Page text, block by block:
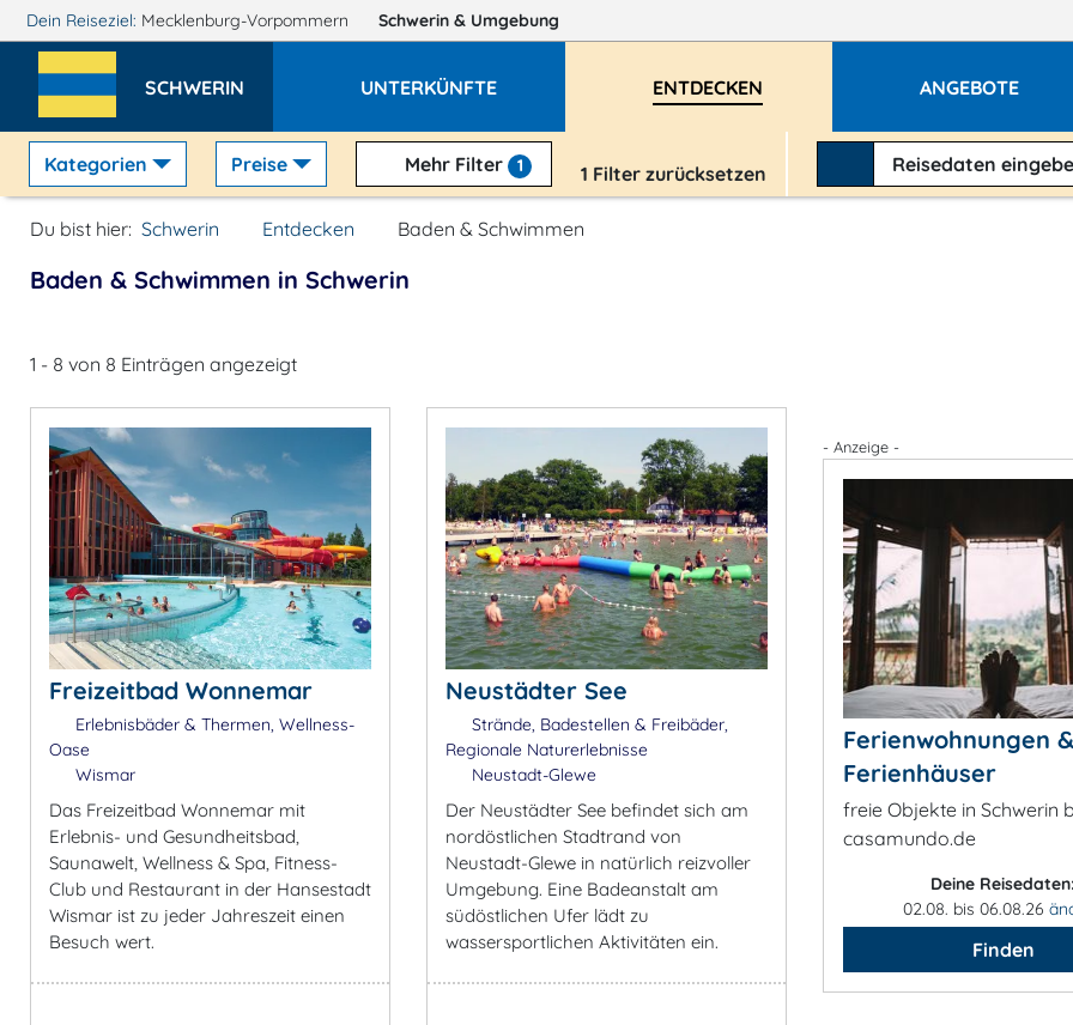
Dein Reiseziel: Mecklenburg-Vorpommern Schwerin & Umgebung
SCHWERIN UNTERKÜNFTE ENTDECKEN ANGEBOTE
Kategorien Preise Mehr Filter 1 1 Filter zurücksetzen Reisedaten
Du bist hier: Schwerin Entdecken Baden & Schwimmen
Baden & Schwimmen in Schwerin
1 - 8 von 8 Einträgen angezeigt
Freizeitbad Wonnemar
Erlebnisbäder & Thermen, Wellness-
Oase
Wismar
Das Freizeitbad Wonnemar mit
Erlebnis- und Gesundheitsbad,
Saunawelt, Wellness & Spa, Fitness-
Club und Restaurant in der Hansestadt
Wismar ist zu jeder Jahreszeit einen
Besuch wert.
Neustädter See
Strände, Badestellen & Freibäder,
Regionale Naturerlebnisse
Neustadt-Glewe
Der Neustädter See befindet sich am
nordöstlichen Stadtrand von
Neustadt-Glewe in natürlich reizvoller
Umgebung. Eine Badeanstalt am
südöstlichen Ufer lädt zu
wassersportlichen Aktivitäten ein.
- Anzeige -
Ferienwohnungen &
Ferienhäuser
freie Objekte in Schwerin
casamundo.de
Deine
02.08. bis 06.08.26
Finden